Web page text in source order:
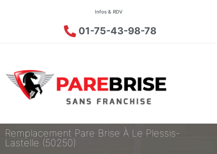
Infos & RDV
01-75-43-98-78
Remplacement Pare Brise À Le Plessis-
Lastelle (50250)